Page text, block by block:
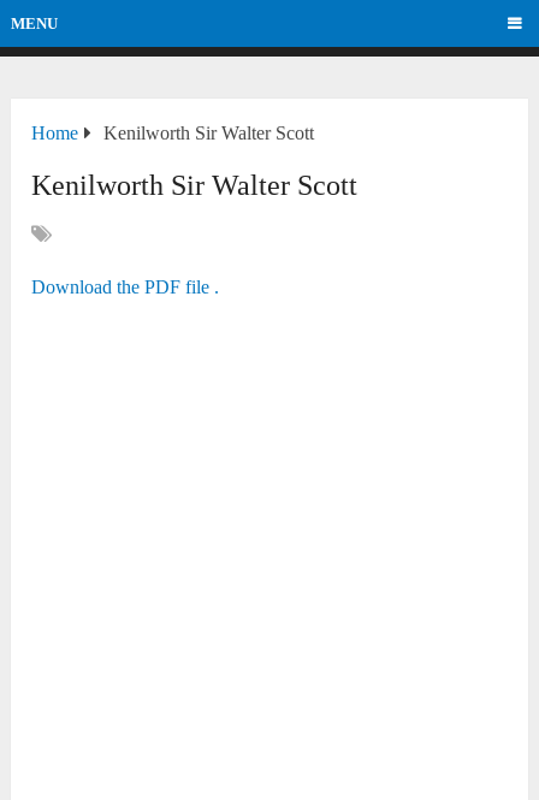
MENU
Home Kenilworth Sir Walter Scott
Kenilworth Sir Walter Scott
Download the PDF file .